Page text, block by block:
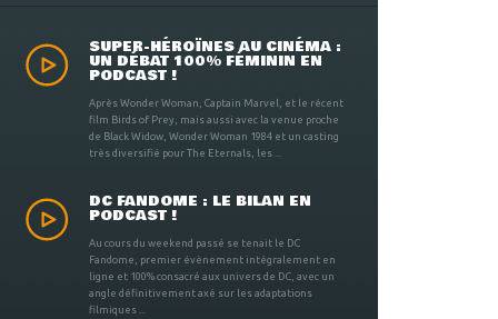
SUPER-HÉROÏNES AU CINÉMA :
UN DÉBAT 100% FÉMININ EN
PODCAST !
Après Wonder Woman, Captain Marvel, et le récent
film Birds of Prey, mais aussi avec la venue proche
de Black Widow, Wonder Woman 1984 et un casting
très diversifié pour The Eternals, les ...
DC FANDOME : LE BILAN EN
PODCAST !
Au cours du weekend passé se tenait le DC
Fandome, premier évènement intégralement en
ligne et 100% consacré aux univers de DC, avec un
angle définitivement axé sur les adaptations
filmiques ...